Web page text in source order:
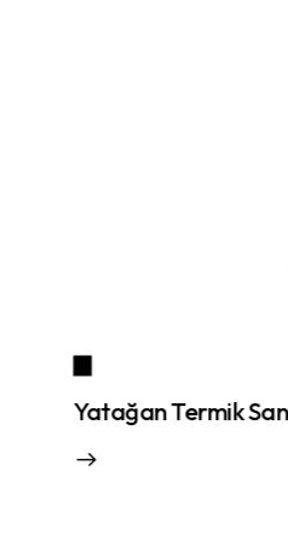
Yatağan Termik